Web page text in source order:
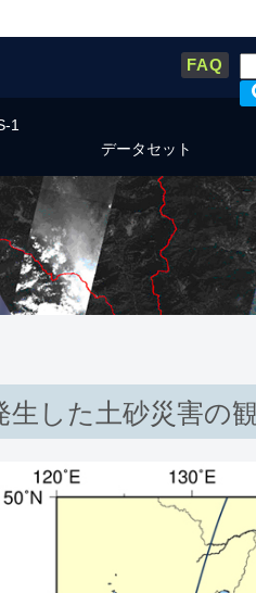
FAQ
1
データセット
生した土砂災害の